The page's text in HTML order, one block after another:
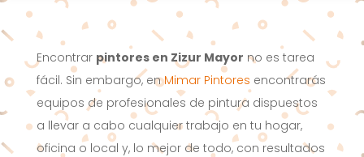
Encontrar pintores en Zizur Mayor no es tarea
fácil. Sin embargo, enMimar Pintores encontrarás
equipos de profesionales de pintura dispuestos
a llevar a cabo cualquier trabajo en tu hogar,
oficina o local y, lo mejor de todo, con resultados